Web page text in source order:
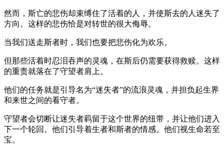
然而，斯亡的悲伤却束缚住了活着的人，并使斯去的人迷失了
方向。这样的悲伤恰是对转世的很大侮辱。
当我们送走斯者时，我们也要把悲伤化为欢乐。
但那些活着时忍泪吞声的灵魂，在斯后仍需要获得救赎。这样
的重责就落在了守望者肩上。
他们的任务就是引导名为“迷失者”的流浪灵魂，并担负起生界
和来世之间的看守者。
守望者会切断让迷失者羁留于这个世界的纽带，并让他们进入
下一个轮回。他们引导着生者和斯者的情感。他们视生命若至
宝。